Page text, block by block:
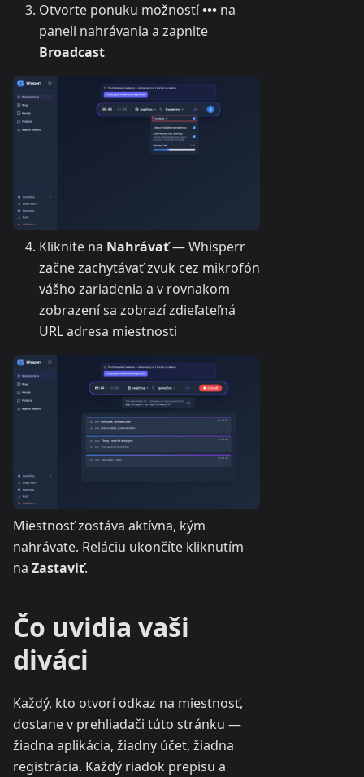
Otvorte ponuku možností••• na
paneli nahrávania a zapnite
Broadcast
Kliknite na Nahrávať— Whisperr
začne zachytávať zvuk cez mikrofón
vášho zariadenia a v rovnakom
zobrazení sa zobrazí zdieľateľná
URL adresa miestnosti
Miestnosť zostáva aktívna, kým
nahrávate. Reláciu ukončíte kliknutím
na Zastaviť.
Čo uvidia vaši
diváci
Každý, kto otvorí odkaz na miestnosť,
dostane v prehliadači túto stránku —
žiadna aplikácia, žiadny účet, žiadna
registrácia. Každý riadok prepisu a